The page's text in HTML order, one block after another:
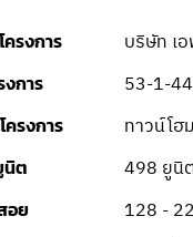
ครงการ บริษัท เ
การ 53-1-44
รงการ ทาวน์โฮ
นิต 498 ยูนิ
อย 128 -